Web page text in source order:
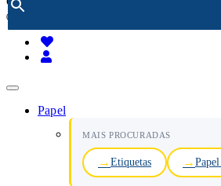
(chamada rede fixa nacional)
Papel
MAIS PROCURADAS
Etiquetas